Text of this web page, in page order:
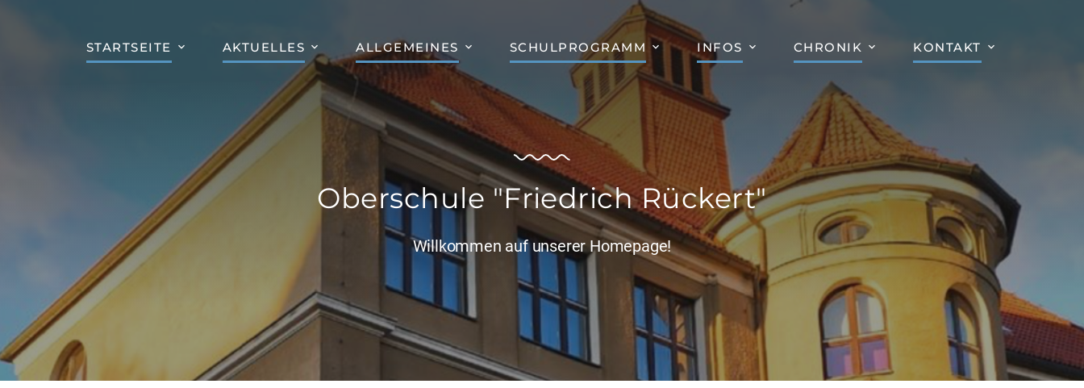
STARTSEITE AKTUELLES ALLGEMEINES SCHULPROGRAMM INFOS CHRONIK KONTAKT
Oberschule "Friedrich Rückert"
Willkommen auf unserer Homepage!